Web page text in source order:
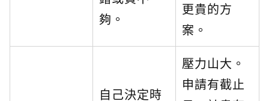
夠。
更貴的方
案。
自己決定時
壓力山大。
申請有截止